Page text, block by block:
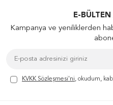
E-
Kampanya ve yeniliklerden
KVKK Sözleşmesi'ni, okudum,